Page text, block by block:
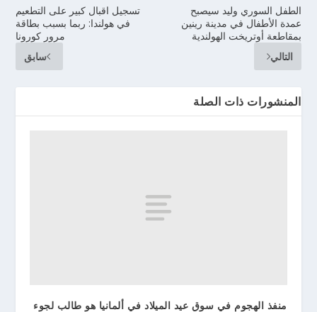
تسجيل اقبال كبير على التطعيم
في هولندا: ربما بسبب بطاقة
مرور كورونا
سابق
الطفل السوري وليد سيصبح
عمدة الأطفال في مدينة رينين
بمقاطعة أوتريخت الهولندية
التالي
المنشورات ذات الصلة
منفذ الهجوم في سوق عيد الميلاد في ألمانيا هو طالب لجوء